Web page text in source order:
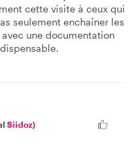
cette visite à ceux qui
seulement enchaîner les
une documentation
Siidoz)